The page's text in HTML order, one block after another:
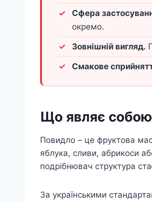
Сфера
окремо.
Зовнішній вигляд.
Смакове
Що являє
Повидло – це фруктова
яблука, сливи, абрикоси
подрібнювач структура
За українськими